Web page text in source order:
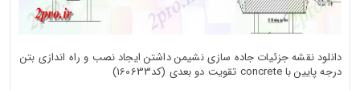
دانلود نقشه جزئیات جاده سازی نشیمن داشتن ایجاد نصب و راه اندازی بتن
درجه پایین با concrete تقویت دو بعدی (کد160633)